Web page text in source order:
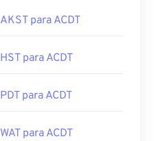
AKST para ACDT
HST para ACDT
PDT para ACDT
WAT para ACDT